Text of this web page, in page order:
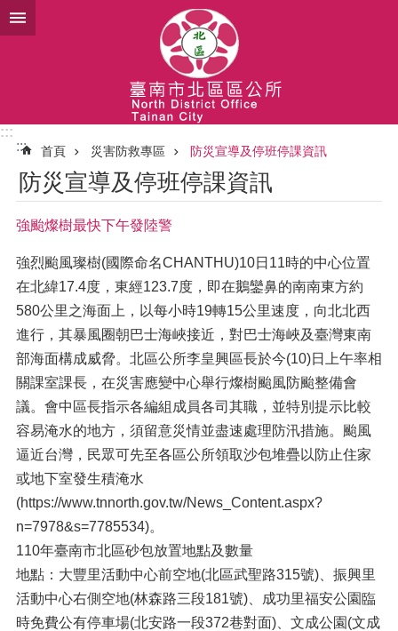
跳到主要內容區塊
:::
:::
首頁 災害防救專區 防災宣導及停班停課資訊
防災宣導及停班停課資訊
強颱燦樹最快下午發陸警
強烈颱風璨樹(國際命名CHANTHU)10日11時的中心位置
在北緯17.4度，東經123.7度，即在鵝鑾鼻的南南東方約
580公里之海面上，以每小時19轉15公里速度，向北北西
進行，其暴風圈朝巴士海峽接近，對巴士海峽及臺灣東南
部海面構成威脅。北區公所李皇興區長於今(10)日上午率相
關課室課長，在災害應變中心舉行燦樹颱風防颱整備會
議。會中區長指示各編組成員各司其職，並特別提示比較
容易淹水的地方，須留意災情並盡速處理防汛措施。颱風
逼近台灣，民眾可先至各區公所領取沙包堆疊以防止住家
或地下室發生積淹水
(https://www.tnnorth.gov.tw/News_Content.aspx?
n=7978&s=7785534)。
110年臺南市北區砂包放置地點及數量
地點：大豐里活動中心前空地(北區武聖路315號)、振興里
活動中心右側空地(林森路三段181號)、成功里福安公園臨
時免費公有停車場(北安路一段372巷對面)、文成公園(文成